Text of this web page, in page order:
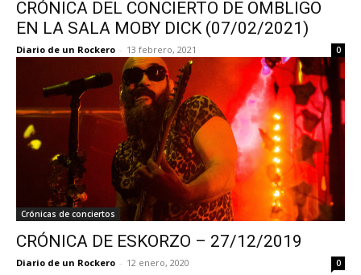
CRÓNICA DEL CONCIERTO DE OMBLIGO
EN LA SALA MOBY DICK (07/02/2021)
Diario de un Rockero - 13 febrero, 2021 0
Crónicas de conciertos
CRÓNICA DE ESKORZO – 27/12/2019
Diario de un Rockero - 12 enero, 2020 0